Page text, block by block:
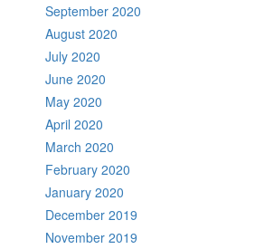
September 2020
August 2020
July 2020
June 2020
May 2020
April 2020
March 2020
February 2020
January 2020
December 2019
November 2019